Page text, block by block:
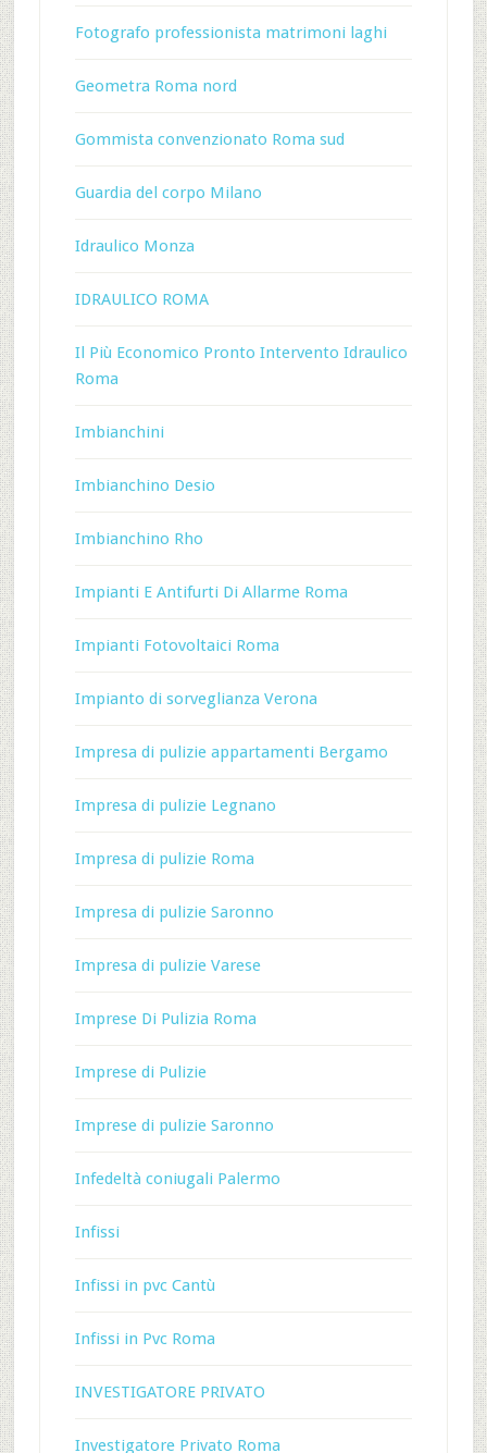
Fotografo professionista matrimoni laghi
Geometra Roma nord
Gommista convenzionato Roma sud
Guardia del corpo Milano
Idraulico Monza
IDRAULICO ROMA
Il Più Economico Pronto Intervento Idraulico
Roma
Imbianchini
Imbianchino Desio
Imbianchino Rho
Impianti E Antifurti Di Allarme Roma
Impianti Fotovoltaici Roma
Impianto di sorveglianza Verona
Impresa di pulizie appartamenti Bergamo
Impresa di pulizie Legnano
Impresa di pulizie Roma
Impresa di pulizie Saronno
Impresa di pulizie Varese
Imprese Di Pulizia Roma
Imprese di Pulizie
Imprese di pulizie Saronno
Infedeltà coniugali Palermo
Infissi
Infissi in pvc Cantù
Infissi in Pvc Roma
INVESTIGATORE PRIVATO
Investigatore Privato Roma